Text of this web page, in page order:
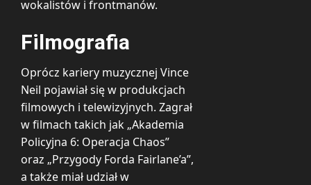
wokalistów i frontmanów.
Filmografia
Oprócz kariery muzycznej Vince
Neil pojawiał się w produkcjach
filmowych i telewizyjnych. Zagrał
w filmach takich jak „Akademia
Policyjna 6: Operacja Chaos”
oraz „Przygody Forda Fairlane’a”,
a także miał udział w